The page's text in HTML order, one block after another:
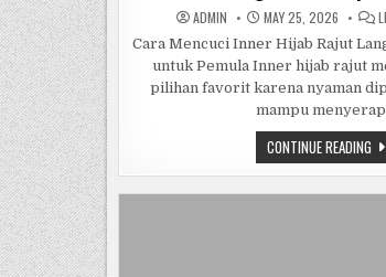
ADMIN MAY 25, 2026
Cara Mencuci Inner Hijab Rajut
untuk Pemula Inner hijab rajut
pilihan favorit karena nyaman
mampu
CONTINUE READING